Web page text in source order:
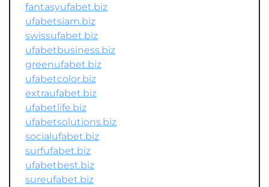
fantasyufabet.biz
ufabetsiam.biz
swissufabet.biz
ufabetbusiness.biz
greenufabet.biz
ufabetcolor.biz
extraufabet.biz
ufabetlife.biz
ufabetsolutions.biz
socialufabet.biz
surfufabet.biz
ufabetbest.biz
sureufabet.biz